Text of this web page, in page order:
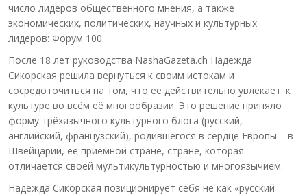
число лидеров общественного мнения, а также
экономических, политических, научных и культурных
лидеров: Форум 100.
После 18 лет руководства NashaGazeta.ch Надежда
Сикорская решила вернуться к своим истокам и
сосредоточиться на том, что её действительно увлекает: к
культуре во всём её многообразии. Это решение приняло
форму трёхязычного культурного блога (русский,
английский, французский), родившегося в сердце Европы – в
Швейцарии, её приёмной стране, стране, которая
отличается своей мультикультурностью и многоязычием.
Надежда Сикорская позиционирует себя не как «русский